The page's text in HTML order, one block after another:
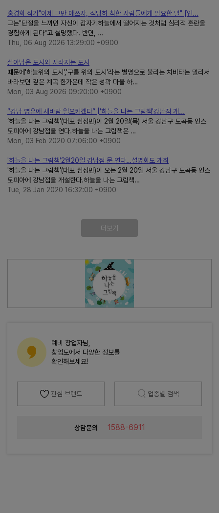
홍경화 작가"이제 그만 애쓰자, 적당히 착한 사람들에게 필요한 말" [인...
그는"단절을 느끼면 자신이 갑자기하늘에서 떨어지는 것처럼 심리적 혼란을
경험하게 된다"고 설명했다. 반면, …
Thu, 06 Aug 2026 13:29:00 +0900
살아남은 도시와 사라지는 도시
때문에'하늘위의 도시','구름 위의 도시'라는 별명으로 불리는 치비타는 멀리서
바라보면 깊은 계곡 한가운데 작은 성곽 마을 하…
Mon, 03 Aug 2026 09:20:00 +0900
“강남 영유에 새바람 일으키겠다” |'하늘을 나는 그림책'강남점 개...
‘하늘을 나는 그림책'(대표 심정민)이 2월 20일(목) 서울 강남구 도곡동 인스
토피아에 강남점을 연다.하늘을 나는 그림책은 …
Mon, 03 Feb 2020 07:06:00 +0900
'하늘을 나는 그림책'2월20일 강남점 문 연다…설명회도 개최
'하늘을 나는 그림책'(대표 심정민)이 오는 2월 20일 서울 강남구 도곡동 인스
토피아에 강남점을 개설한다.하늘을 나는 그림책…
Tue, 28 Jan 2020 16:32:00 +0900
더보기
예비 창업자님,
창업도에서 다양한 정보를
확인해보세요!
관심 브랜드 업종별 검색
상담문의 1588-6911